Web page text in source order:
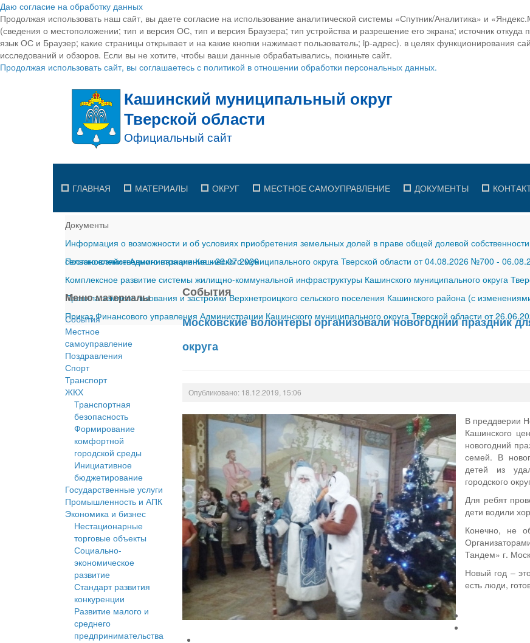
Даю согласие на обработку данных
Продолжая использовать наш сайт, вы даете согласие на использование аналитической системы «Спутник/Аналитика» и
(сведения о местоположении; тип и версия ОС, тип и версия Браузера; тип устройства и разрешение его экрана; источник откуда
язык ОС и Браузер; какие страницы открывает и на какие кнопки нажимает пользователь; ip-адрес). в целях функционирования
исследований и обзоров. Если вы не хотите, чтобы ваши данные обрабатывались, покиньте сайт.
Продолжая использовать сайт, вы соглашаетесь с политикой в отношении обработки персональных данных.
ГЛАВНАЯ МАТЕРИАЛЫ ОКРУГ МЕСТНОЕ САМОУПРАВЛЕНИЕ ДОКУМЕНТЫ
Документы
Информация о возможности и об условиях приобретения земельных долей в праве общей долевой
сельскохозяйственного назначения-29.07.2026
Постановление Администрации Кашинского муниципального округа Тверской области от 04.08.2026 №700 -
Комплексное развитие системы жилищно-коммунальной инфраструктуры Кашинского муниципального округа
Правила землепользования и застройки Верхнетроицкого сельского поселения Кашинского района (с
Приказ Финансового управления Администрации Кашинского муниципального округа Тверской области от
Меню материалы
События
Местное
cамоуправление
Поздравления
Спорт
Транспорт
ЖКХ
Транспортная
безопасность
Формирование
комфортной
городской среды
Инициативное
бюджетирование
Государственные услуги
Промышленность и АПК
Экономика и бизнес
Нестационарные
торговые объекты
Социально-
экономическое
развитие
Стандарт развития
конкуренции
Развитие малого и
среднего
предпринимательства
События
Московские волонтеры организовали новогодний праздник
округа
Опубликовано: 18.12.2019, 15:06
В преддверии
Кашинского
новогодний
семей. В
детей из
городского
Для ребят
дети водили
Конечно, не
Тандем» г.
Новый год –
есть люди,